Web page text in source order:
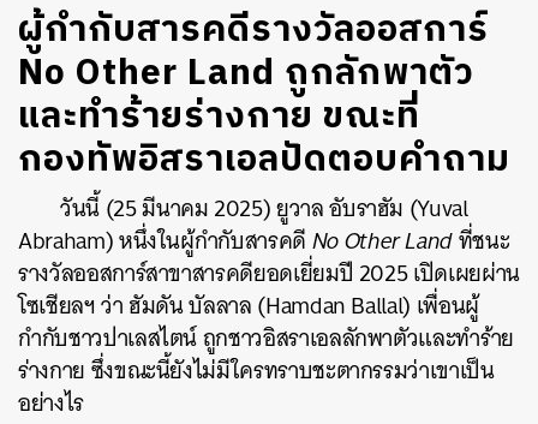
ผู้กำกับสารคดีรางวัลออสการ์
No Other Land ถูกลักพาตัว
และทำร้ายร่างกาย ขณะที่
กองทัพอิสราเอลปัดตอบคำถาม
วันนี้ (25 มีนาคม 2025) ยูวาล อับราฮัม (Yuval
Abraham) หนึ่งในผู้กำกับสารคดีNo Other Landที่ชนะ
รางวัลออสการ์สาขาสารคดียอดเยี่ยมปี 2025 เปิดเผยผ่าน
โซเชียลฯ ว่า ฮัมดัน บัลลาล (Hamdan Ballal) เพื่อนผู้
กำกับชาวปาเลสไตน์ ถูกชาวอิสราเอลลักพาตัวและทำร้าย
ร่างกาย ซึ่งขณะนี้ยังไม่มีใครทราบชะตากรรมว่าเขาเป็น
อย่างไร